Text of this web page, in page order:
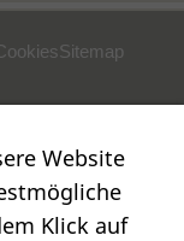
Sitemap
Website
Klick auf